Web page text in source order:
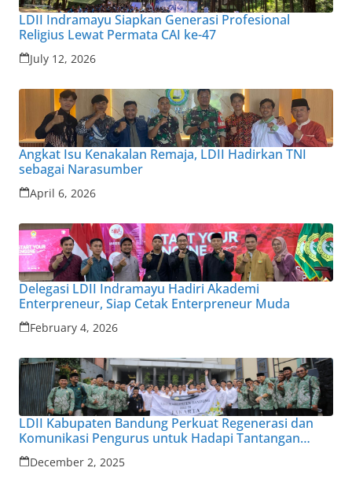
LDII Indramayu Siapkan Generasi Profesional
Religius Lewat Permata CAI ke-47
July 12, 2026
Angkat Isu Kenakalan Remaja, LDII Hadirkan TNI
sebagai Narasumber
April 6, 2026
Delegasi LDII Indramayu Hadiri Akademi
Enterpreneur, Siap Cetak Enterpreneur Muda
February 4, 2026
LDII Kabupaten Bandung Perkuat Regenerasi dan
Komunikasi Pengurus untuk Hadapi Tantangan
Zaman
December 2, 2025